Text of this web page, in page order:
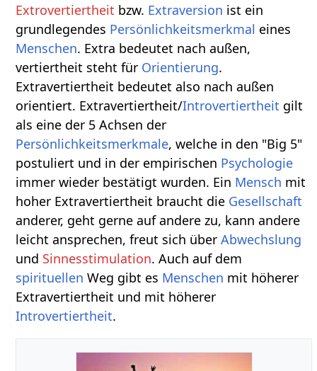
Extrovertiertheit bzw. Extraversion ist ein
grundlegendes Persönlichkeitsmerkmal eines
Menschen. Extra bedeutet nach außen,
vertiertheit steht für Orientierung.
Extravertiertheit bedeutet also nach außen
orientiert. Extravertiertheit/Introvertiertheit gilt
als eine der 5 Achsen der
Persönlichkeitsmerkmale, welche in den "Big 5"
postuliert und in der empirischen Psychologie
immer wieder bestätigt wurden. Ein Mensch mit
hoher Extravertiertheit braucht die Gesellschaft
anderer, geht gerne auf andere zu, kann andere
leicht ansprechen, freut sich überAbwechslung
und Sinnesstimulation. Auch auf dem
spirituellen Weg gibt es Menschen mit höherer
Extravertiertheit und mit höherer
Introvertiertheit.